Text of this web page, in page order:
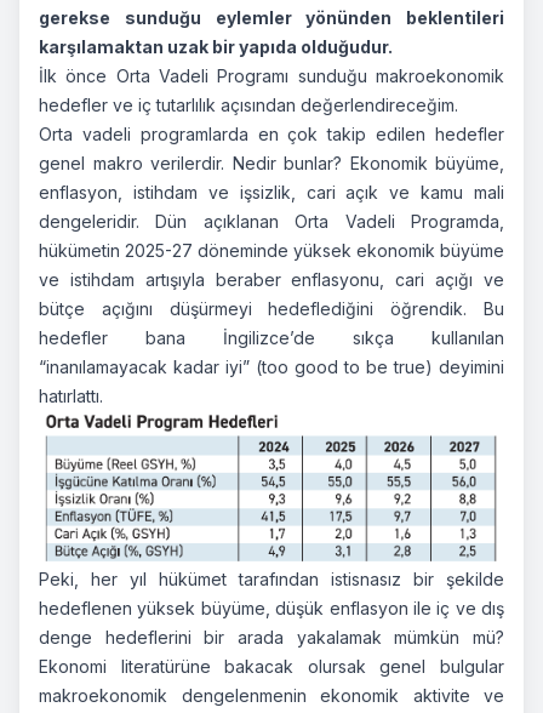
gerekse sunduğu eylemler yönünden beklentileri
karşılamaktan uzak bir yapıda olduğudur.
İlk önce Orta Vadeli Programı sunduğu makroekonomik
hedefler ve iç tutarlılık açısından değerlendireceğim.
Orta vadeli programlarda en çok takip edilen hedefler
genel makro verilerdir. Nedir bunlar? Ekonomik büyüme,
enflasyon, istihdam ve işsizlik, cari açık ve kamu mali
dengeleridir. Dün açıklanan Orta Vadeli Programda,
hükümetin 2025-27 döneminde yüksek ekonomik büyüme
ve istihdam artışıyla beraber enflasyonu, cari açığı ve
bütçe açığını düşürmeyi hedeflediğini öğrendik. Bu
hedefler bana İngilizce’de sıkça kullanılan
“inanılamayacak kadar iyi” (too good to be true) deyimini
hatırlattı.
Peki, her yıl hükümet tarafından istisnasız bir şekilde
hedeflenen yüksek büyüme, düşük enflasyon ile iç ve dış
denge hedeflerini bir arada yakalamak mümkün mü?
Ekonomi literatürüne bakacak olursak genel bulgular
makroekonomik dengelenmenin ekonomik aktivite ve